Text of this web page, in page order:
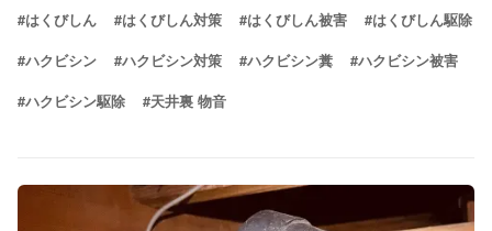
#はくびしん #はくびしん対策 #はくびしん被害 #はくびしん駆除
#ハクビシン #ハクビシン対策 #ハクビシン糞 #ハクビシン被害
#ハクビシン駆除 #天井裏 物音